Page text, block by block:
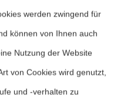
neoliberale
eine Form
zu erreichen,
Politik
werden zwingend für
können von Ihnen auch
Nutzung der Website
von Cookies wird genutzt,
und -verhalten zu